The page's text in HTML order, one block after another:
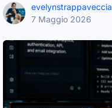
evelynstrappaveccia
7 Maggio 2026